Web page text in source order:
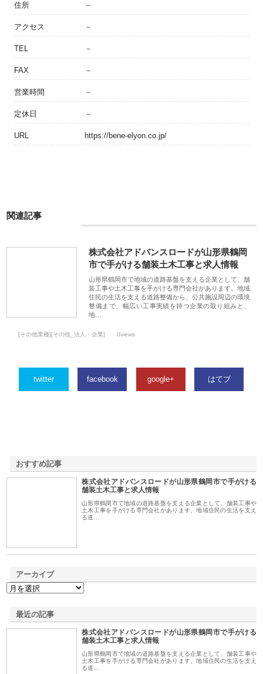
住所 －
アクセス －
TEL －
FAX －
営業時間 －
定休日 －
URL https://bene-elyon.co.jp/
関連記事
株式会社アドバンスロードが山形県鶴岡
市で手がける舗装土木工事と求人情報
山形県鶴岡市で地域の道路基盤を支える企業として、舗
装工事や土木工事を手がける専門会社があります。地域
住民の生活を支える道路整備から、公共施設周辺の環境
整備まで、幅広い工事実績を持つ企業の取り組みと、
地…
[その他業種][その他_法人・企業] 0views
twitter facebook google+ はてブ
おすすめ記事
株式会社アドバンスロードが山形県鶴岡市で手がける
舗装土木工事と求人情報
山形県鶴岡市で地域の道路基盤を支える企業として、舗装工事や
土木工事を手がける専門会社があります。地域住民の生活を支え
る道…
アーカイブ
最近の記事
株式会社アドバンスロードが山形県鶴岡市で手がける
舗装土木工事と求人情報
山形県鶴岡市で地域の道路基盤を支える企業として、舗装工事や
土木工事を手がける専門会社があります。地域住民の生活を支え
る道…